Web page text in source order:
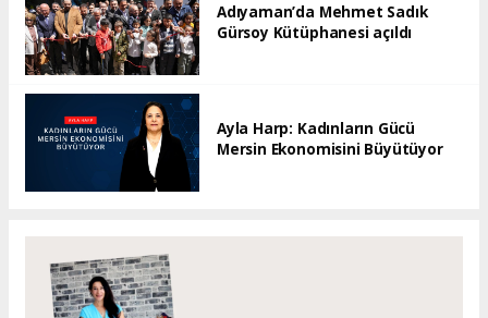
Adıyaman’da Mehmet Sadık
Gürsoy Kütüphanesi açıldı
Ayla Harp: Kadınların Gücü
Mersin Ekonomisini Büyütüyor